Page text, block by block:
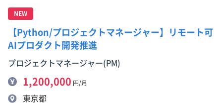
NEW
【Python/プロジェクトマネージャー】リモート可
AIプロダクト開発推進
プロジェクトマネージャー(PM)
1,200,000 円/月
東京都